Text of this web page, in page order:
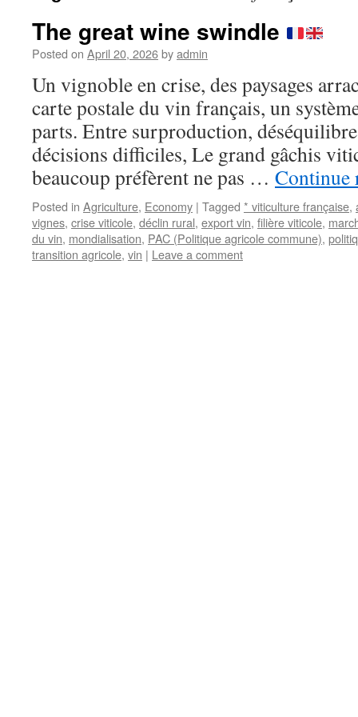
The great wine swindle
Posted on April 20, 2026byadmin
Un vignoble en crise, des paysages
carte postale du vin français, un
parts. Entre surproduction,
décisions difficiles, Le grand gâchis
beaucoup préfèrent ne pas …
Posted in Agriculture, Economy | Tagged * viticulture française,
vignes, crise viticole, déclin rural, export vin, filière viticole,
du vin, mondialisation, PAC (Politique agricole commune),
transition agricole, vin | Leave a comment